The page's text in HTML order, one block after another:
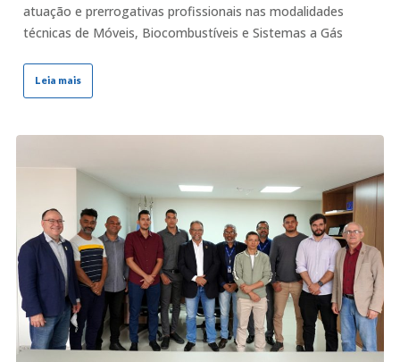
atuação e prerrogativas profissionais nas modalidades
técnicas de Móveis, Biocombustíveis e Sistemas a Gás
Leia mais